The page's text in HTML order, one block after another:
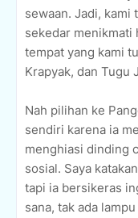
sewaan. Jadi, kami
sekedar menikmati
tempat yang kami
Krapyak, dan Tugu
Nah pilihan ke
sendiri karena ia
menghiasi dinding
sosial. Saya
tapi ia bersikeras
sana, tak ada